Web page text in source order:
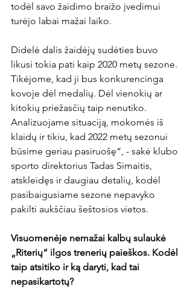
todėl savo žaidimo braižo įvedimui
turėjo labai mažai laiko.
Didelė dalis žaidėjų sudėties buvo
likusi tokia pati kaip 2020 metų sezone.
Tikėjome, kad ji bus konkurencinga
kovoje dėl medalių. Dėl vienokių ar
kitokių priežasčių taip nenutiko.
Analizuojame situaciją, mokomės iš
klaidų ir tikiu, kad 2022 metų sezonui
būsime geriau pasiruošę“, - sakė klubo
sporto direktorius Tadas Simaitis,
atskleidęs ir daugiau detalių, kodėl
pasibaigusiame sezone nepavyko
pakilti aukščiau šeštosios vietos.
Visuomenėje nemažai kalbų sulaukė
„Riterių“ ilgos trenerių paieškos. Kodėl
taip atsitiko ir ką daryti, kad tai
nepasikartotų?